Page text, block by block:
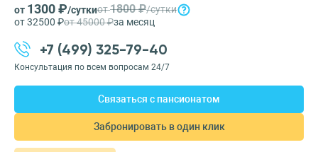
от 1300 ₽/суткиот1800 ₽/сутки
от 32500 ₽от 45000 ₽за месяц
+7 (499) 325-79-40
Консультация по всем вопросам 24/7
Связаться с пансионатом
Забронировать в один клик